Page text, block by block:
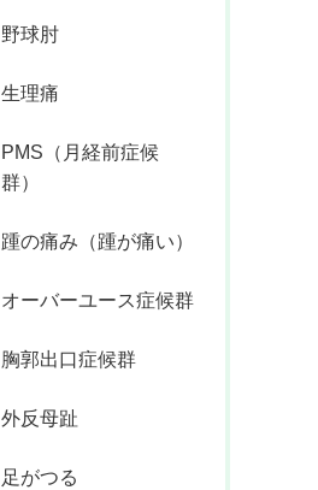
野球肘
生理痛
PMS（月経前症候
群）
踵の痛み（踵が痛い）
オーバーユース症候群
胸郭出口症候群
外反母趾
足がつる